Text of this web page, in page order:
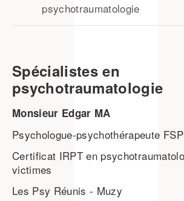
psychotraumatologie
Spécialistes en
psychotraumatologie
Monsieur Edgar MA
Psychologue-psychothérapeute FSP
Certificat IRPT en
victimes
Les Psy Réunis - Muzy